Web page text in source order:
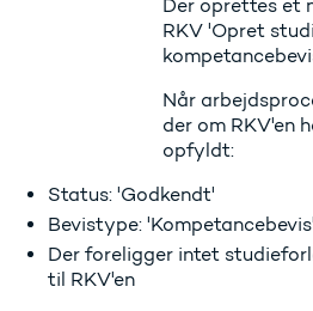
Der oprettes et
RKV 'Opret
Når
der om RKV'en
opfyldt:
Status: 'Godkendt'
Bevistype: 'Kompetancebevis'
Der foreligger intet
til RKV'en